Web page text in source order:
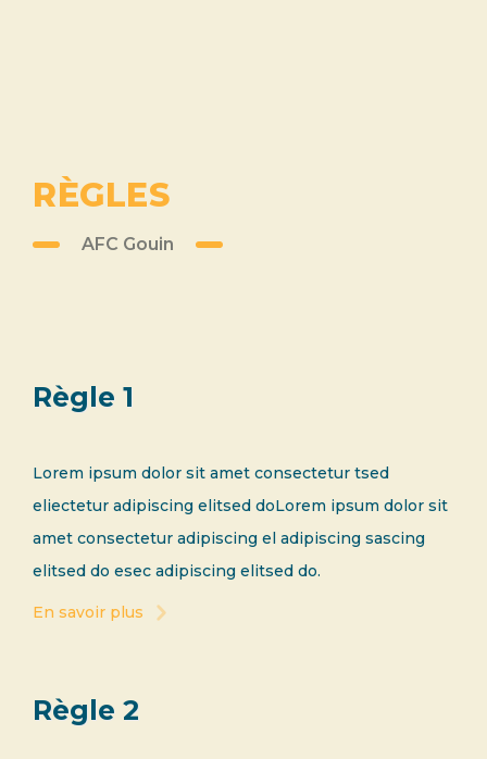
RÈGLES
AFC Gouin
Règle 1
Lorem ipsum dolor sit amet consectetur tsed
eliectetur adipiscing elitsed doLorem ipsum dolor sit
amet consectetur adipiscing el adipiscing sascing
elitsed do esec adipiscing elitsed do.
En savoir plus
Règle 2